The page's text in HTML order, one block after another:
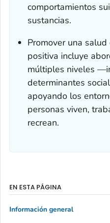
comportamientos
sustancias.
Promover una
positiva incluye
múltiples niveles
determinantes
apoyando los
personas viven,
recrean.
EN ESTA PÁGINA
Información general